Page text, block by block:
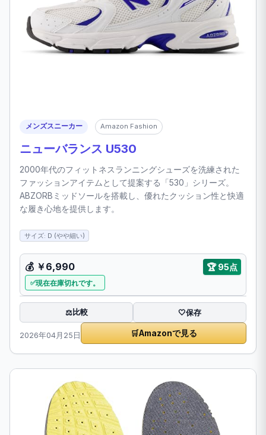
メンズスニーカー Amazon Fashion
ニューバランス U530
2000年代のフィットネスランニングシューズを洗練された
ファッションアイテムとして提案する「530」シリーズ。
ABZORBミッドソールを搭載し、優れたクッション性と快適
な履き心地を提供します。
サイズ: D (やや細い)
💰 ￥6,990 🏆 95点
現在在庫切れです。
⚖️比較 🤍保存
2026年04月25日 🛒Amazonで見る